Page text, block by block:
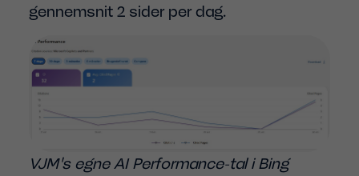
gennemsnit 2 sider per dag.
VJM's egne AI Performance-tal i Bing